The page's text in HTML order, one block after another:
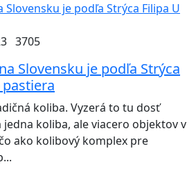
3705
Slovensku je podľa Strýca
koliba. Vyzerá to tu dosť
koliba, ale viacero objektov v
ako kolibový komplex pre